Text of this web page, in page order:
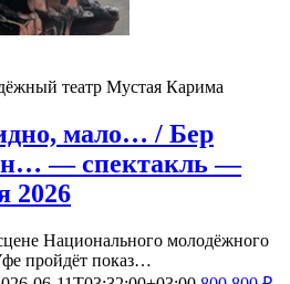
театр Мустая Карима
мало… / Бер
— спектакль —
2026
Национального молодёжного
пройдёт показ…